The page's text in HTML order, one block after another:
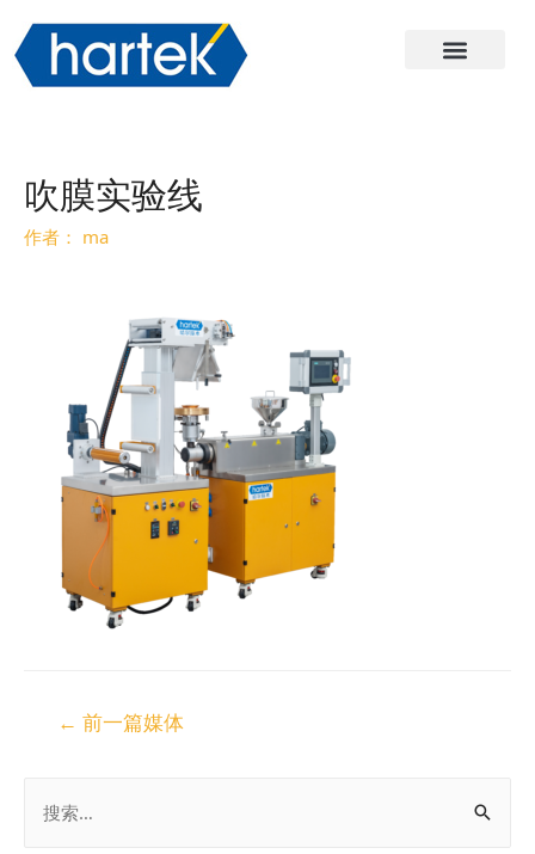
吹膜实验线
作者： ma
← 前一篇媒体